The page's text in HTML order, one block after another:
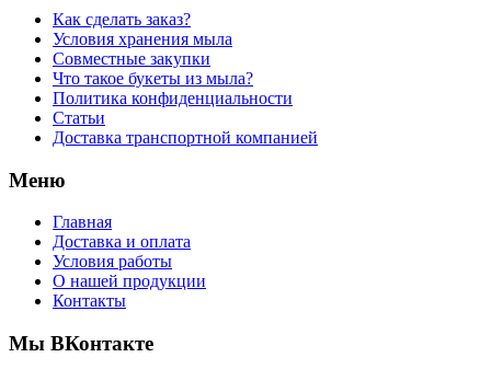
Как сделать заказ?
Условия хранения мыла
Совместные закупки
Что такое букеты из мыла?
Политика конфиденциальности
Статьи
Доставка транспортной компанией
Меню
Главная
Доставка и оплата
Условия работы
О нашей продукции
Контакты
Мы ВКонтакте